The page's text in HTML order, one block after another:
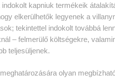
indokolt kapniuk termékeik
elkerülhetők legyenek a
tekintettel indokolt továbbá
– felmerülő költségekre,
teljesüljenek.
olyan